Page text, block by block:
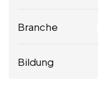
Branche
Bildung